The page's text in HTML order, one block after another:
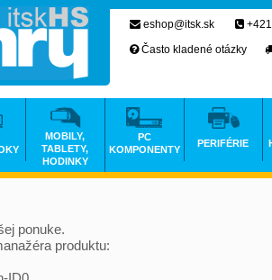
ponuke.
produktu:
eshop@itsk.sk
Často kladené otázky
MOBILY,
TABLETY,
HODINKY
PC
KOMPONENTY
PERIFÉRIE